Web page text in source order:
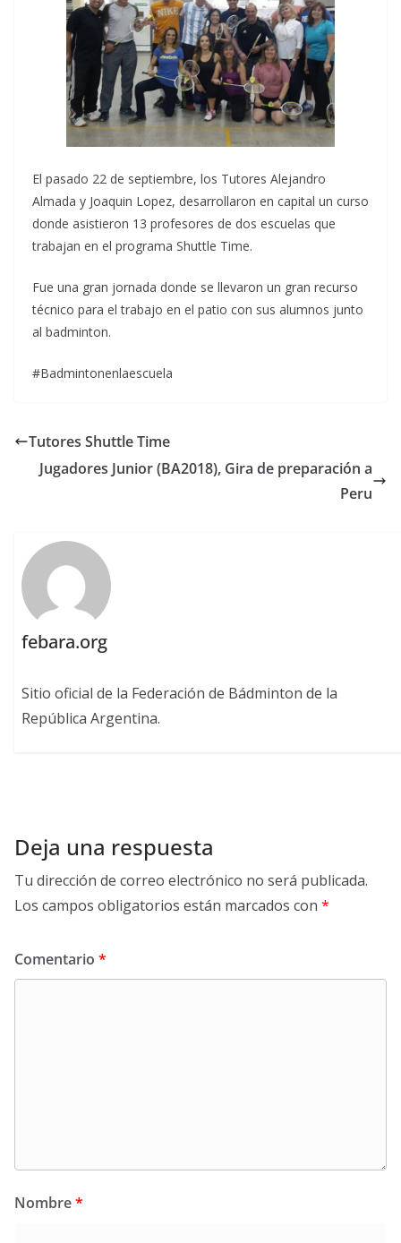
El pasado 22 de septiembre, los Tutores Alejandro
Almada y Joaquin Lopez, desarrollaron en capital un curso
donde asistieron 13 profesores de dos escuelas que
trabajan en el programa Shuttle Time.
Fue una gran jornada donde se llevaron un gran recurso
técnico para el trabajo en el patio con sus alumnos junto
al badminton.
#Badmintonenlaescuela
Tutores Shuttle Time
Jugadores Junior (BA2018), Gira de preparación a
Peru
febara.org
Sitio oficial de la Federación de Bádminton de la
República Argentina.
Deja una respuesta
Tu dirección de correo electrónico no será publicada.
Los campos obligatorios están marcados con *
Comentario *
Nombre*